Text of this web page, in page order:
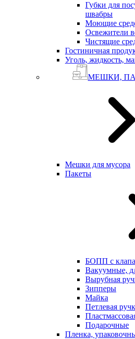
Губки для
швабры
Моющие
Освежители
Чистящие
Гостиничная
Уголь, жидкость,
МЕШКИ,
Мешки для мусора
Пакеты
БОПП с
Вакуумные,
Вырубная
Зипперы
Майка
Петлевая
Подарочные
Пленка,